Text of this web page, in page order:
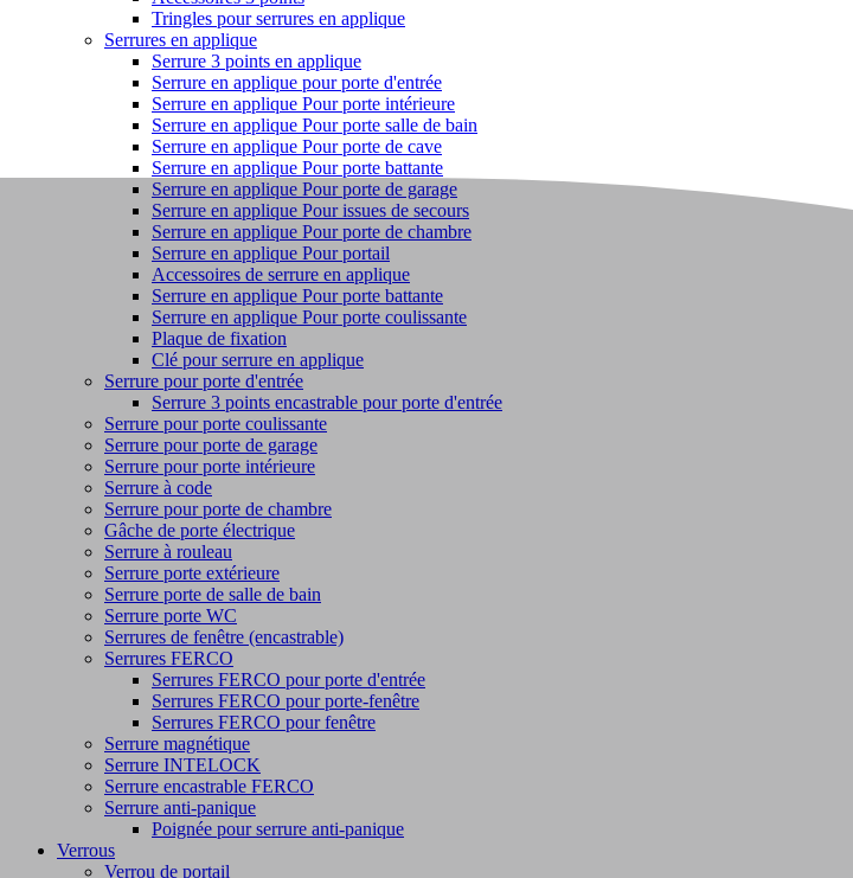
Tringles pour serrures en applique
Serrures en applique
Serrure 3 points en applique
Serrure en applique pour porte d'entrée
Serrure en applique Pour porte intérieure
Serrure en applique Pour porte salle de bain
Serrure en applique Pour porte de cave
Serrure en applique Pour porte battante
Serrure en applique Pour porte de garage
Serrure en applique Pour issues de secours
Serrure en applique Pour porte de chambre
Serrure en applique Pour portail
Accessoires de serrure en applique
Serrure en applique Pour porte battante
Serrure en applique Pour porte coulissante
Plaque de fixation
Clé pour serrure en applique
Serrure pour porte d'entrée
Serrure 3 points encastrable pour porte d'entrée
Serrure pour porte coulissante
Serrure pour porte de garage
Serrure pour porte intérieure
Serrure à code
Serrure pour porte de chambre
Gâche de porte électrique
Serrure à rouleau
Serrure porte extérieure
Serrure porte de salle de bain
Serrure porte WC
Serrures de fenêtre (encastrable)
Serrures FERCO
Serrures FERCO pour porte d'entrée
Serrures FERCO pour porte-fenêtre
Serrures FERCO pour fenêtre
Serrure magnétique
Serrure INTELOCK
Serrure encastrable FERCO
Serrure anti-panique
Poignée pour serrure anti-panique
Verrous
Verrou de portail